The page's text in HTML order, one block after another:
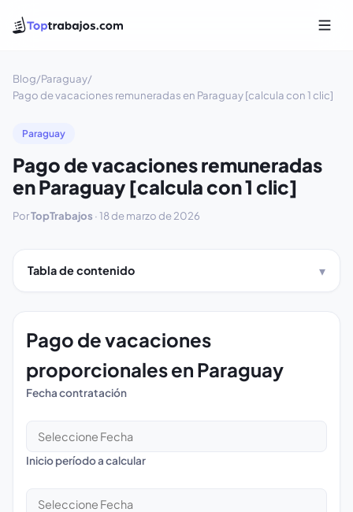
Blog/Paraguay/
Pago de vacaciones remuneradas en Paraguay [calcula con 1 clic]
Paraguay
Pago de vacaciones remuneradas
en Paraguay [calcula con 1 clic]
PorTopTrabajos ·18 de marzo de 2026
Tabla de contenido
Pago de vacaciones
proporcionales en Paraguay
Fecha contratación
Inicio período a calcular